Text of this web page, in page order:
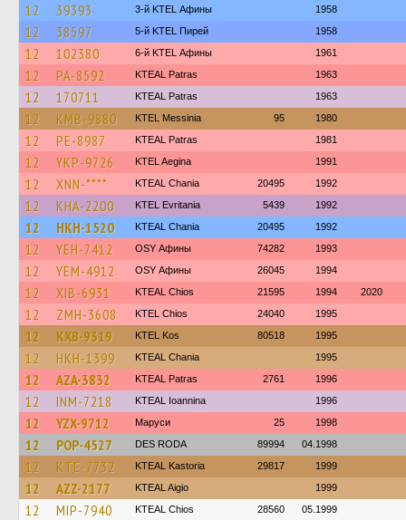
12 39393 3-й KTEL Афины 1958
12 38597 5-й KTEL Пирей 1958
12 102380 6-й KTEL Афины 1961
12 PA-8592 KTEAL Patras 1963
12 170711 KTEAL Patras 1963
12 KMB-9880 KTEL Messinia 95 1980
12 PE-8987 KTEAL Patras 1981
12 YKP-9726 KTEL Aegina 1991
12 XNN-**** KTEAL Chania 20495 1992
12 KHA-2200 ΚΤΕL Evritania 5439 1992
12 HKH-1520 KTEAL Chania 20495 1992
12 YEH-7412 OSY Афины 74282 1993
12 YEM-4912 OSY Афины 26045 1994
12 XIB-6931 KTEAL Chios 21595 1994 2020
12 ZMH-3608 KTEL Chios 24040 1995
12 KXB-9319 KTEL Kos 80518 1995
12 HKH-1399 KTEAL Chania 1995
12 AZA-3832 KTEAL Patras 2761 1996
12 INM-7218 KTEAL Ioannina 1996
12 YZX-9712 Маруси 25 1998
12 POP-4527 DES RODA 89994 04.1998
12 KTE-7732 KTEAL Kastoria 29817 1999
12 AZZ-2177 KTEAL Aigio 1999
12 MIP-7940 KTEAL Chios 28560 05.1999